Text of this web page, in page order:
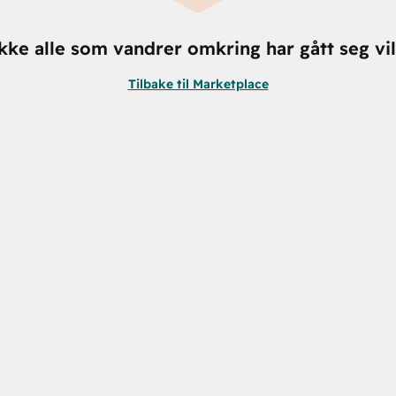
alle som vandrer omkring har gått seg
Tilbake til Marketplace